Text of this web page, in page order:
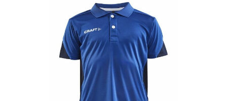
Minimale afname: 1